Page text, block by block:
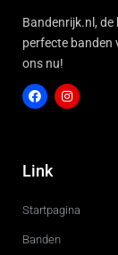
Bandenrijk.nl,
perfecte banden
ons nu!
c
e
o
g
r
Link
Startpagina
Banden